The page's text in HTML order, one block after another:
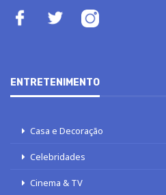
ENTRETENIMENTO
Casa e Decoração
Celebridades
Cinema & TV